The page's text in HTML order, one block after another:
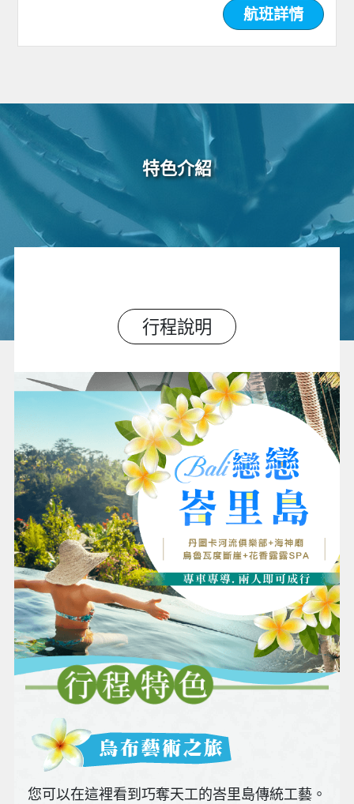
航班詳情
特色介紹
行程說明
您可以在這裡看到巧奪天工的峇里島傳統工藝。